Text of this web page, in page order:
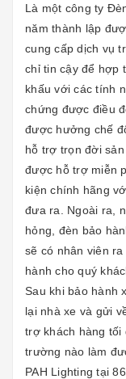
Là một công ty
năm thành lập
cung cấp dịch vụ
chỉ tin cậy để hợp
khấu với các tính
chứng được điều
được hưởng chế
hỗ trợ trọn đời
được hỗ trợ miễn
kiện chính hãng
đưa ra. Ngoài ra,
hỏng, đèn bảo
sẽ có nhân viên
hành cho quý
Sau khi bảo hành
lại nhà xe và gửi
trợ khách hàng tối
trường nào làm
PAH Lighting tại